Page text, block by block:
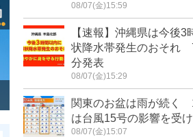
08/07(金)15:59
【速報】沖縄県は今後3
状降水帯発生のおそれ
分発表
08/07(金)15:29
関東のお盆は雨が続く
は台風15号の影響を受
08/07(金)15:07